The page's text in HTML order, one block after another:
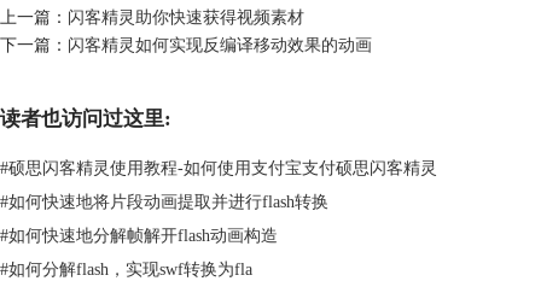
打开图像素材，我们可以发现这些图像都是静态的图像，只能导出为图
片，而无法导出作为表情包使用。
上一篇： 闪客精灵助你快速获得视频素材
下一篇： 闪客精灵如何实现反编译移动效果的动画
读者也访问过这里:
#硕思闪客精灵使用教程-如何使用支付宝支付硕思闪客精灵
#如何快速地将片段动画提取并进行flash转换
#如何快速地分解帧解开flash动画构造
#如何分解flash，实现swf转换为fla